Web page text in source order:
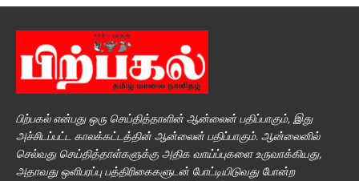
பிற்பகல் என்பது ஒரு செய்தித்தாளின் ஆன்லைன் பதிப்பாகும், இது
அச்சிடப்பட்ட காலக்கட்டத்தின் ஆன்லைன் பதிப்பாகும். ஆன்லைனில்
செல்வது செய்தித்தாள்களுக்கு அதிக வாய்ப்புகளை உருவாக்கியது,
அதாவது ஒளிபரப்பு பத்திரிகைகளுடன் போட்டியிடுவது போன்ற